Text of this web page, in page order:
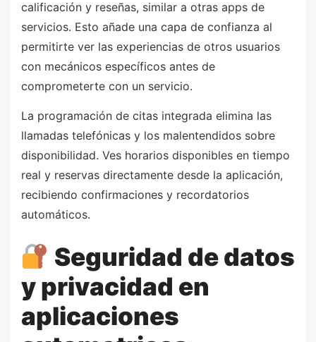
calificación y reseñas, similar a otras apps de
servicios. Esto añade una capa de confianza al
permitirte ver las experiencias de otros usuarios
con mecánicos específicos antes de
comprometerte con un servicio.
La programación de citas integrada elimina las
llamadas telefónicas y los malentendidos sobre
disponibilidad. Ves horarios disponibles en tiempo
real y reservas directamente desde la aplicación,
recibiendo confirmaciones y recordatorios
automáticos.
Seguridad de datos
y privacidad en
aplicaciones